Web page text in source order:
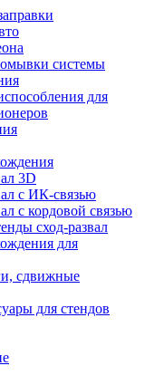
системы
для
3D
с ИК-связью
с кордовой связью
сход-развал
для
сдвижные
для стендов